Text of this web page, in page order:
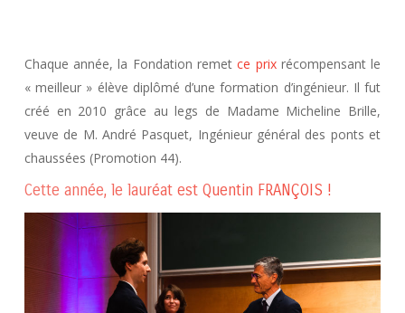
Chaque année, la Fondation remetce prixrécompensant le
« meilleur » élève diplômé d’une formation d’ingénieur. Il fut
créé en 2010 grâce au legs de Madame Micheline Brille,
veuve de M. André Pasquet, Ingénieur général des ponts et
chaussées (Promotion 44).
Cette année, le lauréat est Quentin FRANÇOIS !